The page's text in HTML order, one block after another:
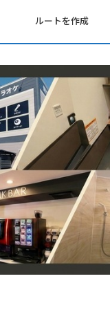
ルートを作成